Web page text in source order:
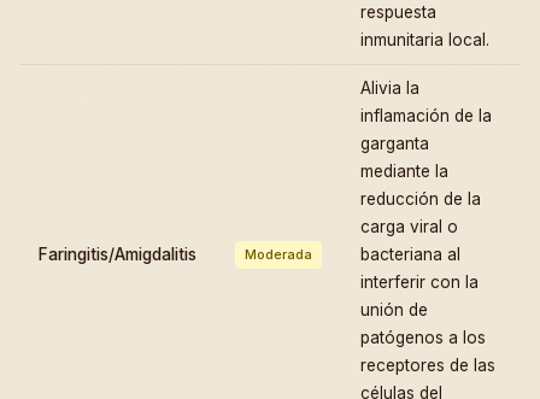
respuesta
inmunitaria local.
Faringitis/Amigdalitis Moderada
Alivia la
inflamación de la
garganta
mediante la
reducción de la
carga viral o
bacteriana al
interferir con la
unión de
patógenos a los
receptores de las
células del